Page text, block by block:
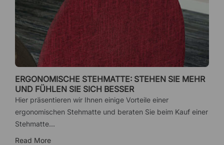
ERGONOMISCHE STEHMATTE: STEHEN SIE MEHR
UND FÜHLEN SIE SICH BESSER
Hier präsentieren wir Ihnen einige Vorteile einer
ergonomischen Stehmatte und beraten Sie beim Kauf einer
Stehmatte...
Read More